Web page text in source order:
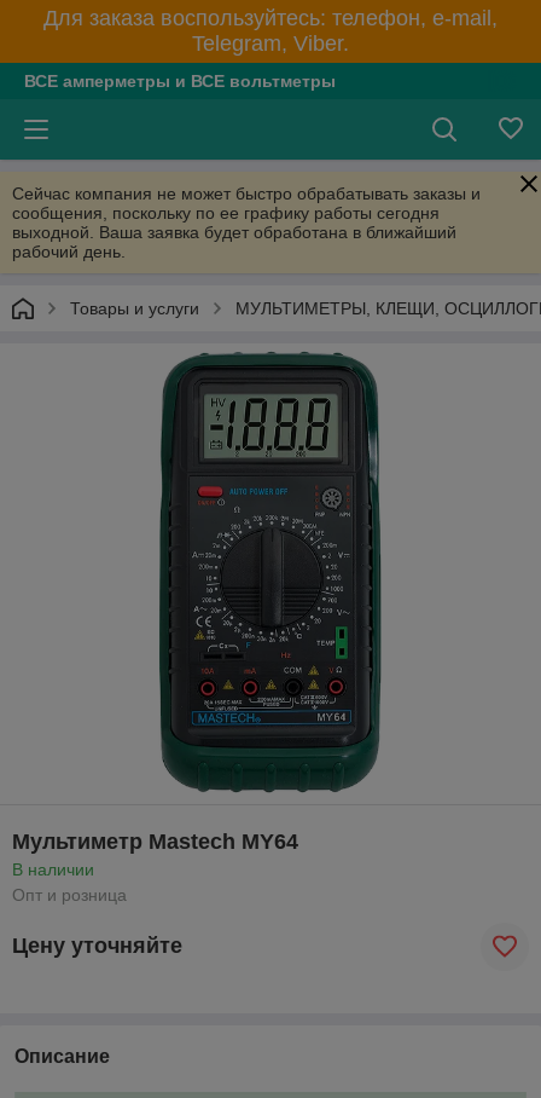
Для заказа воспользуйтесь: телефон, e-mail,
Telegram, Viber.
ВСЕ амперметры и ВСЕ вольтметры
Сейчас компания не может быстро обрабатывать заказы и
сообщения, поскольку по ее графику работы сегодня
выходной. Ваша заявка будет обработана в ближайший
рабочий день.
Товары и услуги МУЛЬТИМЕТРЫ, КЛЕЩИ,
Мультиметр Mastech MY64
В наличии
Опт и розница
Цену уточняйте
Описание